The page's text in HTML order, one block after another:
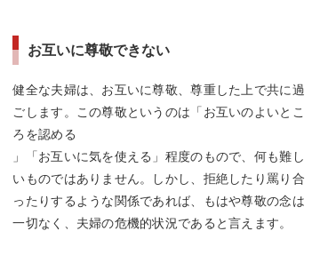
お互いに尊敬できない
健全な夫婦は、お互いに尊敬、尊重した上で共に過
ごします。この尊敬というのは「お互いのよいとこ
ろを認める
」「お互いに気を使える」程度のもので、何も難し
いものではありません。しかし、拒絶したり罵り合
ったりするような関係であれば、もはや尊敬の念は
一切なく、夫婦の危機的状況であると言えます。